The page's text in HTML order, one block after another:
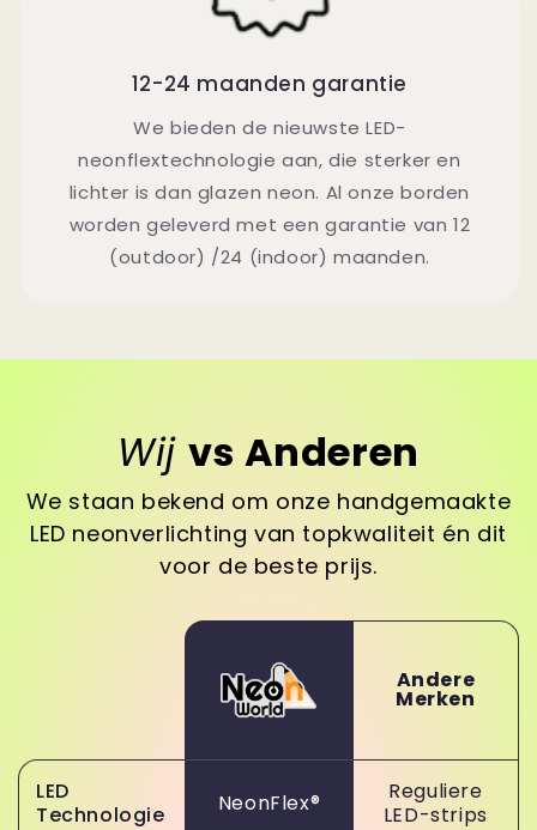
12-24 maanden garantie
We bieden de nieuwste LED-
neonflextechnologie aan, die sterker en
lichter is dan glazen neon. Al onze borden
worden geleverd met een garantie van 12
(outdoor) /24 (indoor) maanden.
Wij vs Anderen
We staan bekend om onze handgemaakte
LED neonverlichting van topkwaliteit én dit
voor de beste prijs.
Andere
Merken
LED
Technologie
NeonFlex®
Reguliere
LED-strips